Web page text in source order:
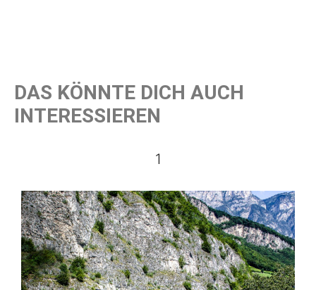
DAS KÖNNTE DICH AUCH
INTERESSIEREN
1